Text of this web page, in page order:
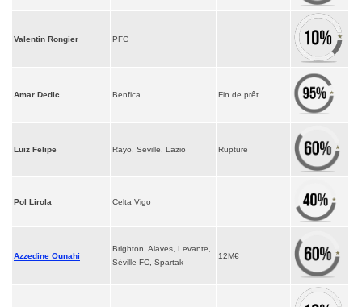
Valentin Rongier PFC
Amar Dedic Benfica Fin de prêt
Luiz Felipe Rayo, Seville, Lazio Rupture
Pol Lirola Celta Vigo
Azzedine Ounahi
Brighton, Alaves, Levante,
Séville FC, Spartak
12M€